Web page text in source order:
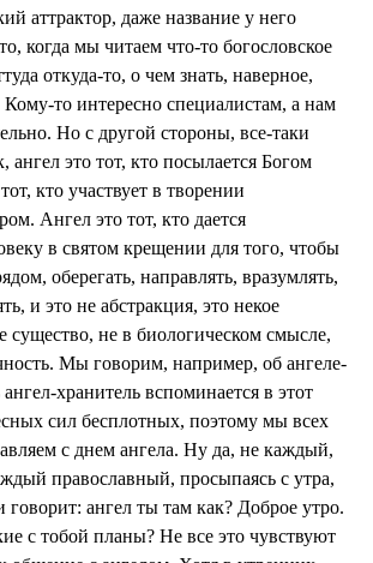
аттрактор, даже название у него
когда мы читаем что-то богословское
откуда-то, о чем знать, наверное,
Кому-то интересно специалистам, а нам
Но с другой стороны, все-таки
ангел это тот, кто посылается Богом
кто участвует в творении
Ангел это тот, кто дается
в святом крещении для того, чтобы
оберегать, направлять, вразумлять,
и это не абстракция, это некое
существо, не в биологическом смысле,
Мы говорим, например, об ангеле-
хранитель вспоминается в этот
сил бесплотных, поэтому мы всех
с днем ангела. Ну да, не каждый,
православный, просыпаясь с утра,
ангел ты там как? Доброе утро.
с тобой планы? Не все это чувствуют